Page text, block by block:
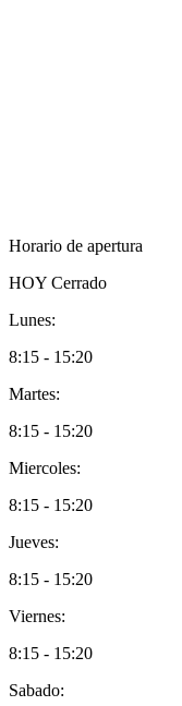
Horario de apertura
HOY Cerrado
Lunes:
8:15 - 15:20
Martes:
8:15 - 15:20
Miercoles:
8:15 - 15:20
Jueves:
8:15 - 15:20
Viernes:
8:15 - 15:20
Sabado: